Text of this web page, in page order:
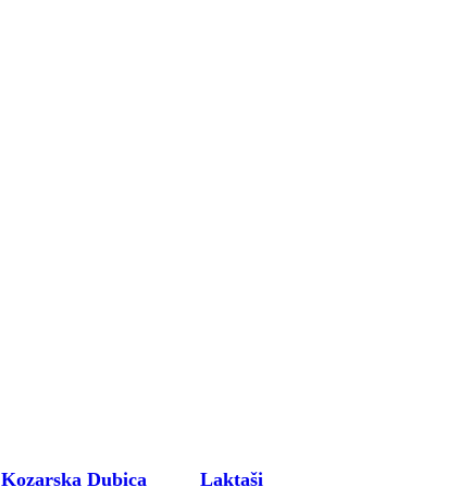
Kozarska Dubica Laktaši